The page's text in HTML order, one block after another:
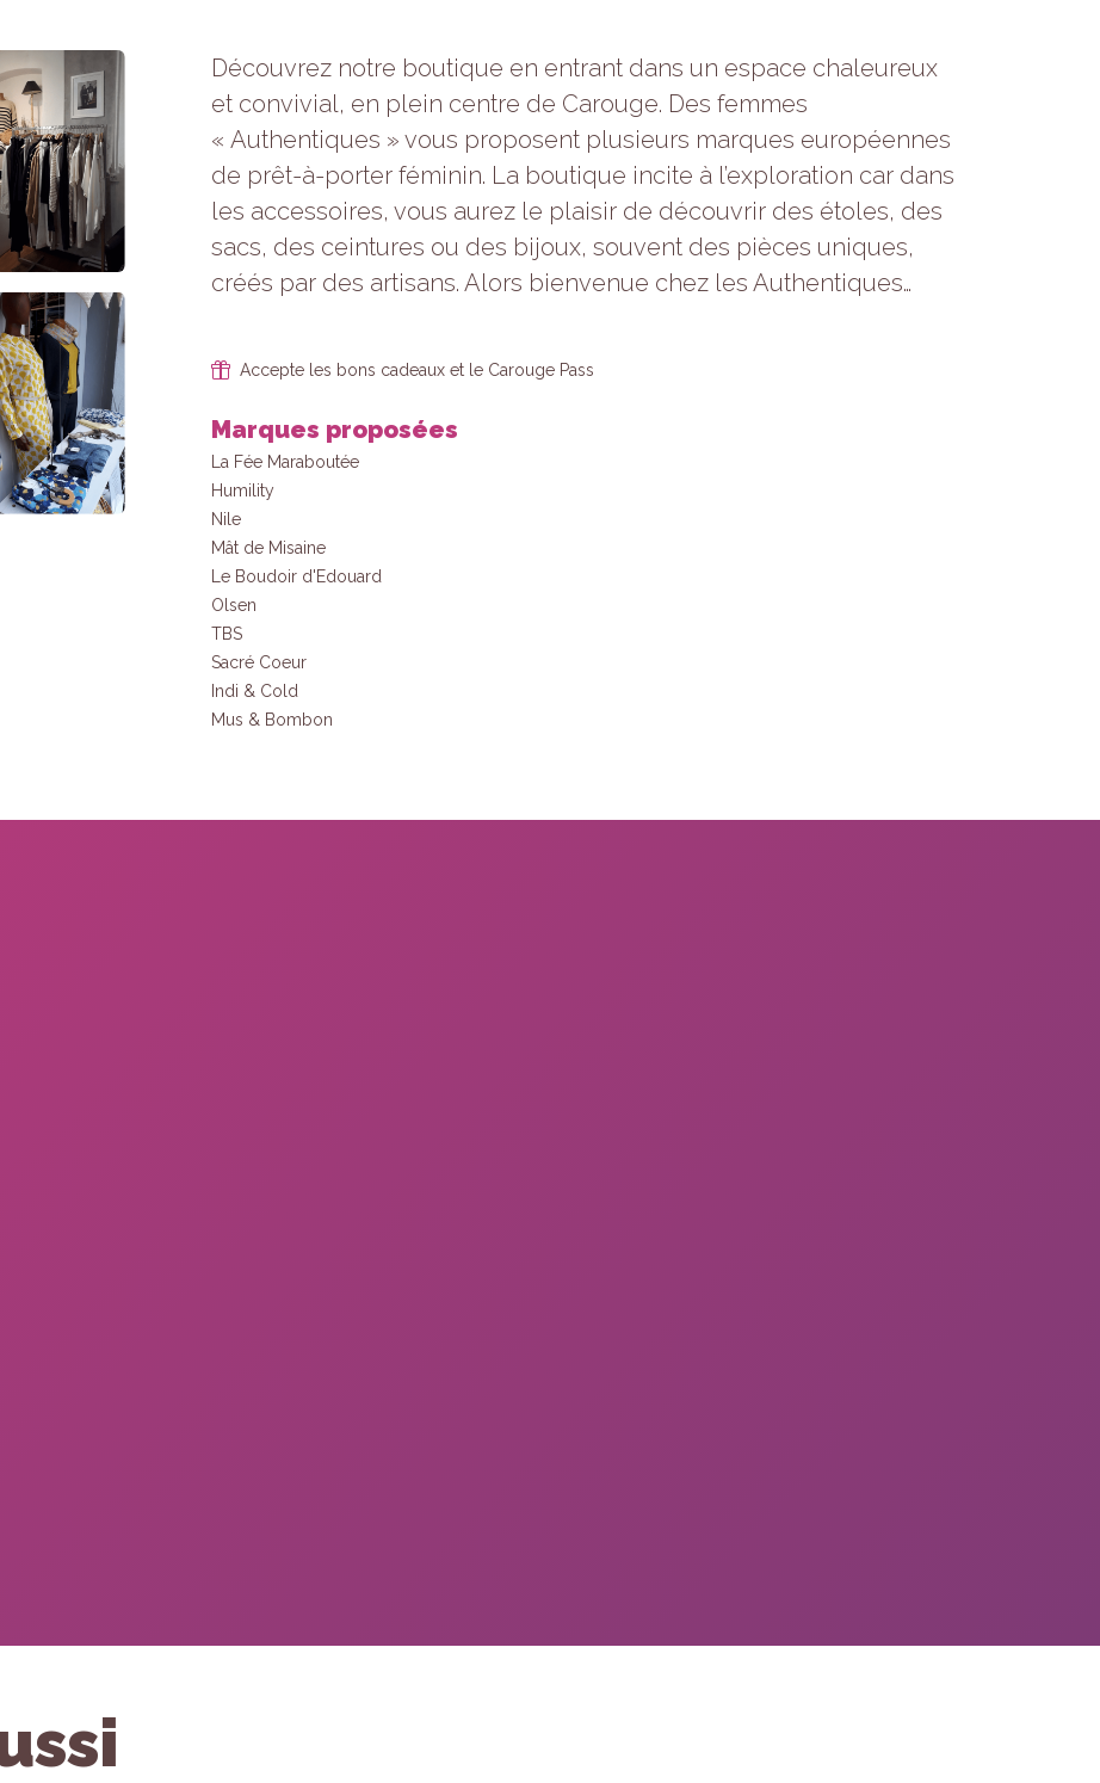
Découvrez notre boutique en entrant dans un espace chaleureux
et convivial, en plein centre de Carouge. Des femmes
« Authentiques » vous proposent plusieurs marques européennes
de prêt-à-porter féminin. La boutique incite à l’exploration car dans
les accessoires, vous aurez le plaisir de découvrir des étoles, des
sacs, des ceintures ou des bijoux, souvent des pièces uniques,
créés par des artisans. Alors bienvenue chez les Authentiques…
Accepte les bons cadeaux et le Carouge Pass
Marques proposées
La Fée Maraboutée
Humility
Nile
Mât de Misaine
Le Boudoir d'Edouard
Olsen
TBS
Sacré Coeur
Indi & Cold
Mus & Bombon
fonctionnalités
disparaîtront
du site Web.
Marketing
En partageant
votre intérêt et
votre
comportement
lorsque vous
augmentez
contenu et
des offres